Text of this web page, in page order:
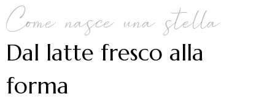
Come nasce una stella
Dal latte fresco alla
forma